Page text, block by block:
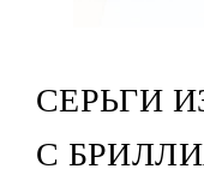
СЕРЬГИ
С